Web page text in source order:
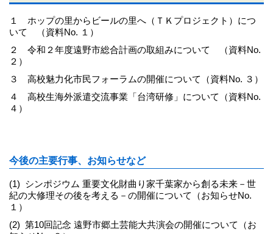
１ ホップの里からビールの里へ（ＴＫプロジェクト）につ
いて （資料No. １）
２ 令和２年度遠野市総合計画の取組みについて （資料No.
２）
３ 高校魅力化市民フォーラムの開催について（資料No. ３）
４ 高校生海外派遣交流事業「台湾研修」について（資料No.
４）
今後の主要行事、お知らせなど
(1) シンポジウム 重要文化財曲り家千葉家から創る未来－世
紀の大修理その後を考える－の開催について（お知らせNo.
１）
(2) 第10回記念 遠野市郷土芸能大共演会の開催について（お